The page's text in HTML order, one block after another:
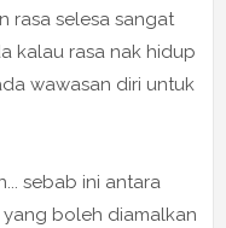
rasa selesa sangat
kalau rasa nak hidup
wawasan diri untuk
sebab ini antara
boleh diamalkan